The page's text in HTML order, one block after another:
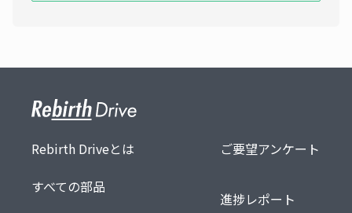
サイト全体の関連リンク
Rebirth Driveとは
すべての部品
ご要望アンケート
進捗レポート